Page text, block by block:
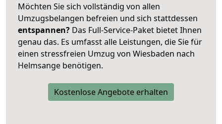
Möchten Sie sich vollständig von allen
Umzugsbelangen befreien und sich stattdessen
entspannen? Das Full-Service-Paket bietet Ihnen
genau das. Es umfasst alle Leistungen, die Sie für
einen stressfreien Umzug von Wiesbaden nach
Helmsange benötigen.
Kostenlose Angebote erhalten